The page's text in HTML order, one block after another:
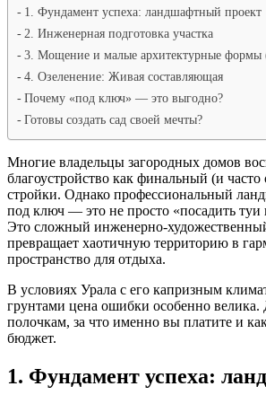
1. Фундамент успеха: ландшафтный проект
2. Инженерная подготовка участка
3. Мощение и малые архитектурные
4. Озеленение: Живая составляющая
Почему «под ключ» — это выгодно?
Готовы создать сад своей мечты?
Многие владельцы загородных домов
благоустройство как финальный (и
стройки. Однако профессиональный
под ключ — это не просто «посадить туи
Это сложный инженерно-
превращает хаотичную территорию в
пространство для отдыха.
В условиях Урала с его капризным
грунтами цена ошибки особенно велика.
полочкам, за что именно вы платите и
бюджет.
1. Фундамент успеха: